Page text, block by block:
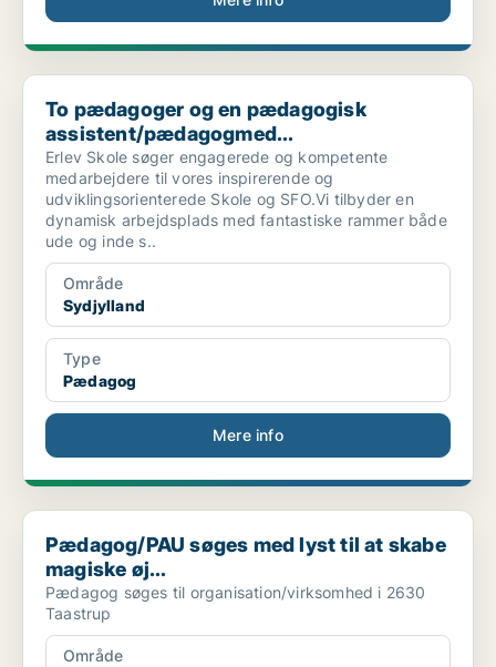
To pædagoger og en pædagogisk assistent/pædagogmed...
To pædagoger og en pædagogisk
assistent/pædagogmed...
Erlev Skole søger engagerede og kompetente
medarbejdere til vores inspirerende og
udviklingsorienterede Skole og SFO.Vi tilbyder en
dynamisk arbejdsplads med fantastiske rammer både
ude og inde s..
Område
Sydjylland
Type
Pædagog
Mere info
Pædagog/PAU søges med lyst til at skabe magiske øj...
Pædagog/PAU søges med lyst til at skabe
magiske øj...
Pædagog søges til organisation/virksomhed i 2630
Taastrup
Område